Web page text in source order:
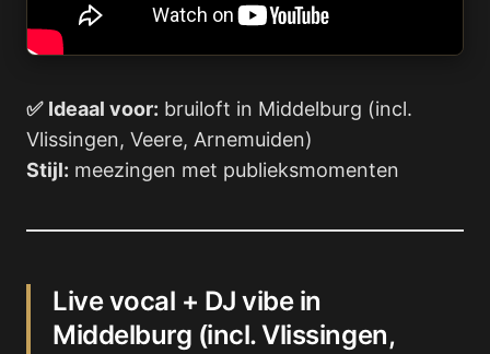
✅ Ideaal voor: bruiloft in Middelburg (incl.
Vlissingen, Veere, Arnemuiden)
Stijl: meezingen met publieksmomenten
Live vocal + DJ vibe in
Middelburg (incl. Vlissingen,